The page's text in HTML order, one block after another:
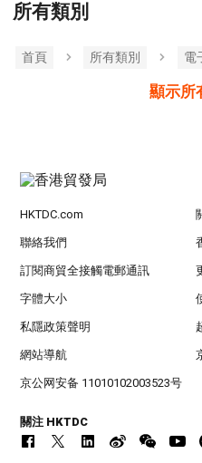
所有類別
首頁 所有類別 電
顯示所
HKTDC.com
聯絡我們
訂閱商貿全接觸電郵通訊
字體大小
私隱政策聲明
網站導航
京公网安备 11010102003523号
關注 HKTDC